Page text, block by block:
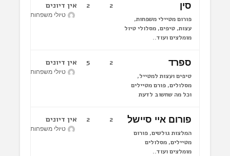
סין
פורום מטיילי משפחות,
עצות, טיפים, מסלולי טיול
מומלצים ועוד..
2
2 אין דיונים
טיולי משפחות לחו"ל
ספרד
טיפים ועצות למטייל,
מסלולים, פורם מטיילים
וכל מה שחשוב לדעת
2
5 אין דיונים
טיולי משפחות לחו"ל
פורום איי סיישל
המלצות גולשים, פורום
מטיילים, מסלולים
מומלצים ועוד..
2
2 אין דיונים
טיולי משפחות לחו"ל